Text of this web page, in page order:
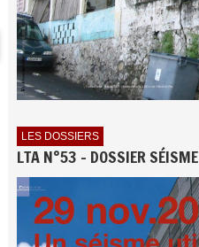
LES DOSSIERS
LTA N°53 - DOSSIER SÉISME